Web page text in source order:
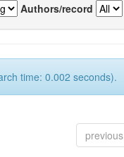
Authors/record
time: 0.002 seconds).
previous